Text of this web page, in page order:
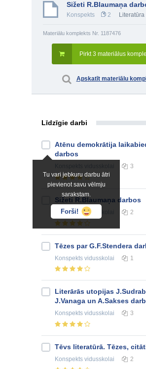
Sižeti R.Blaumaņa
Konspekts 2 Literatūra
Materiālu komplekts Nr. 1187476
Pirkt 3 materiālus
Apskatīt materiālu
Līdzīgie darbi
Tu vari jebkuru darbu ātri
pievienot savu vēlmju
sarakstam.
Forši!
Atēnu demokrātija
darbos
3
Sižeti R.Blaumaņa darbos
Konspektsvidusskolai 2
Tēzes par G.F.Stendera
Konspekts vidusskolai 1
Literārās utopijas
J.Vanaga un A.Sakses
Konspekts vidusskolai 3
Tēvs literatūrā. Tēzes,
Konspekts vidusskolai 2